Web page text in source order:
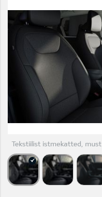
Tekstiilist istmekatted, must